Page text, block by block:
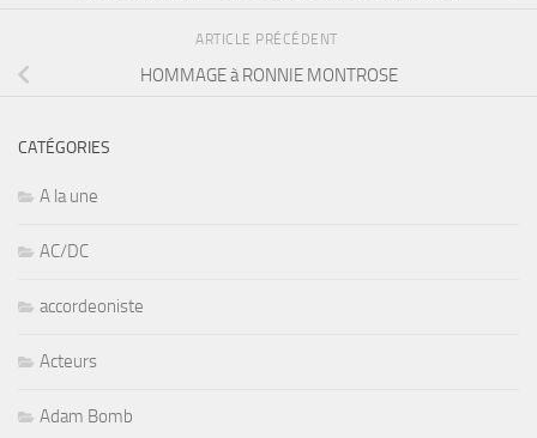
ARTICLE PRÉCÉDENT
HOMMAGE à RONNIE MONTROSE
CATÉGORIES
A la une
AC/DC
accordeoniste
Acteurs
Adam Bomb